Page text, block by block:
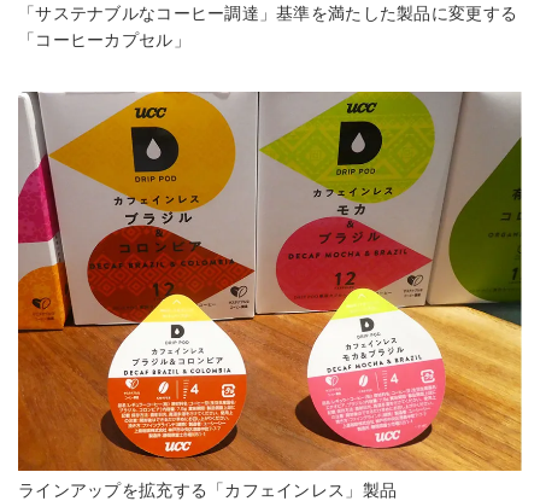
「サステナブルなコーヒー調達」基準を満たした製品に変更する
「コーヒーカプセル」
ラインアップを拡充する「カフェインレス」製品